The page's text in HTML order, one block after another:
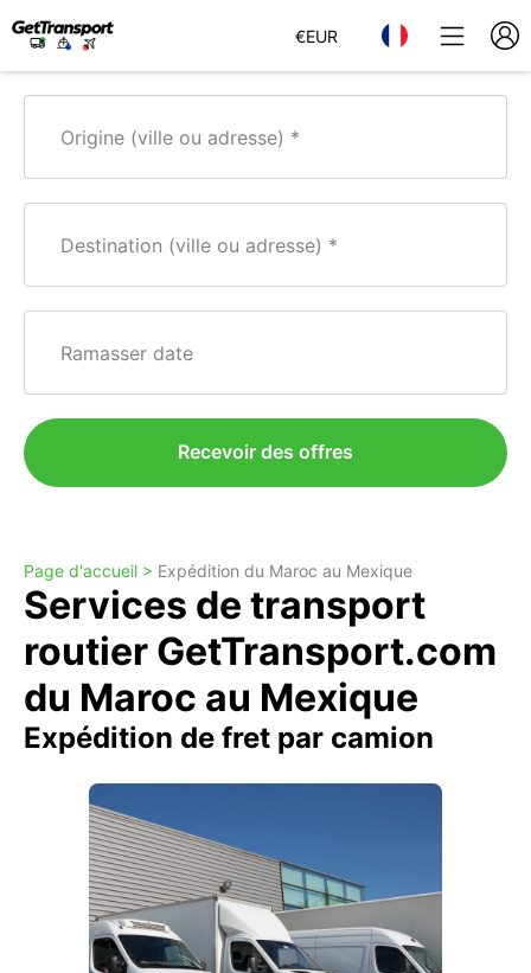
€EUR
Origine (ville ou adresse)
Destination (ville ou adresse)
Ramasser date
Recevoir des offres
Page d'accueil > Expédition du Maroc au Mexique
Services de transport
routier GetTransport.com
du Maroc au Mexique
Expédition de fret par camion